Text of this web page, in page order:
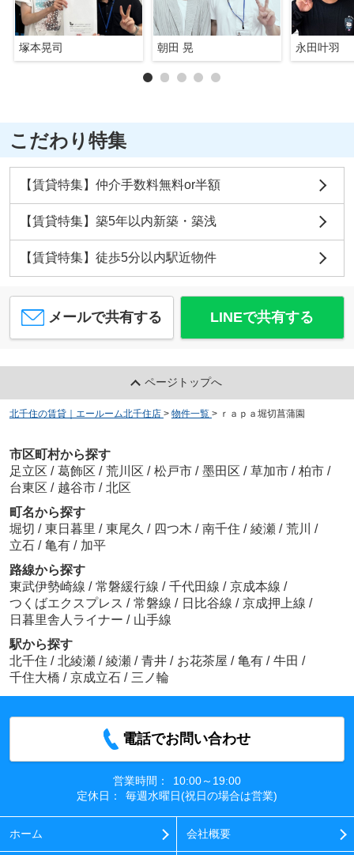
塚本晃司 朝田 晃 永田叶羽
こだわり特集
【賃貸特集】仲介手数料無料or半額
【賃貸特集】築5年以内新築・築浅
【賃貸特集】徒歩5分以内駅近物件
メールで共有する LINEで共有する
ページトップへ
北千住の賃貸｜エールーム北千住店 > 物件一覧 > ｒａｐａ堀切菖蒲園
市区町村から探す
足立区 / 葛飾区 / 荒川区 / 松戸市 / 墨田区 / 草加市 / 柏市 /
台東区 / 越谷市 / 北区
町名から探す
堀切 / 東日暮里 / 東尾久 / 四つ木 / 南千住 / 綾瀬 / 荒川 /
立石 / 亀有 / 加平
路線から探す
東武伊勢崎線 / 常磐緩行線 / 千代田線 / 京成本線 /
つくばエクスプレス / 常磐線 / 日比谷線 / 京成押上線 /
日暮里舎人ライナー / 山手線
駅から探す
北千住 / 北綾瀬 / 綾瀬 / 青井 / お花茶屋 / 亀有 / 牛田 /
千住大橋 / 京成立石 / 三ノ輪
電話でお問い合わせ
営業時間：
10:00～19:00
定休日：
毎週水曜日(祝日の場合は営業)
ホーム 会社概要